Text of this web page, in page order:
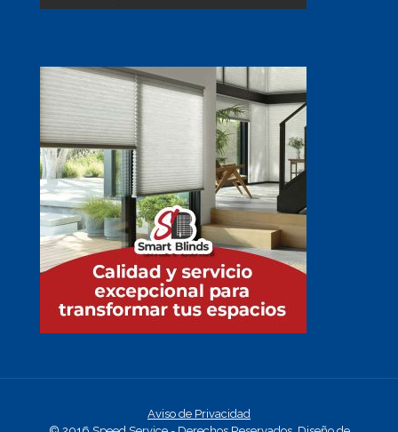
Aviso de Privacidad